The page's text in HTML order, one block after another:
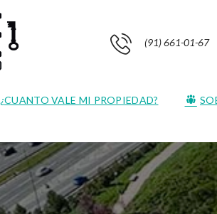
(91) 661-01-67
¿CUANTO VALE MI PROPIEDAD?